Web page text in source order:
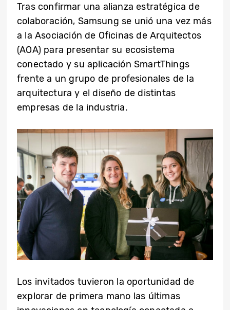
Tras confirmar una alianza estratégica de
colaboración, Samsung se unió una vez más
a la Asociación de Oficinas de Arquitectos
(AOA) para presentar su ecosistema
conectado y su aplicación SmartThings
frente a un grupo de profesionales de la
arquitectura y el diseño de distintas
empresas de la industria.
Los invitados tuvieron la oportunidad de
explorar de primera mano las últimas